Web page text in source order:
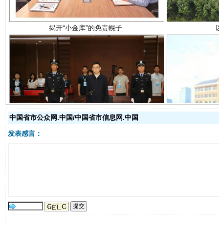
受贿1.44亿！段成刚被判无期 从幼
全民健身五年计划来了！等你上场
中国省市公众网.中国/中国省市信息网.中国
发表感言：